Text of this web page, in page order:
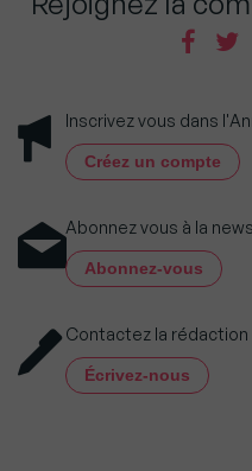
Inscrivez vous dans
Créez un compte
Abonnez vous à la
Abonnez-vous
Contactez la rédaction
Écrivez-nous